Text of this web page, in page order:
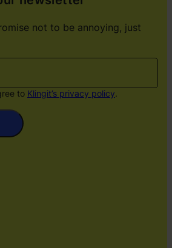
not to be annoying, just
to Klingit’s privacy policy.